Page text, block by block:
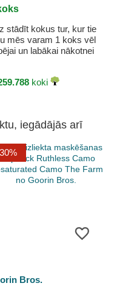
stādīt kokus tur, kur tie
mēs varam 1 koks vēl
un labākai nākotnei
koki
iegādājās arī
Bros.